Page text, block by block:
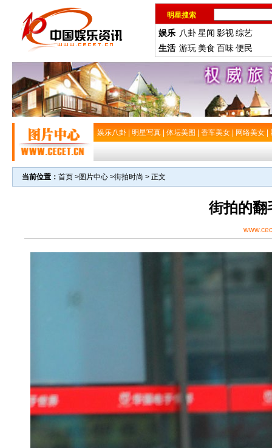
明星搜索
娱乐 八卦星闻 影视综艺
生活 游玩 美食 百味便民
娱乐八卦 明星写真 体坛美图 香车美女 网络美女
当前位置： 首页 >图片中心 >街拍时尚 > 正文
街拍的翻